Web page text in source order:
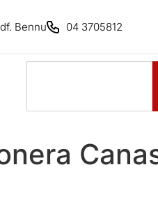
Bennu 04 3705812